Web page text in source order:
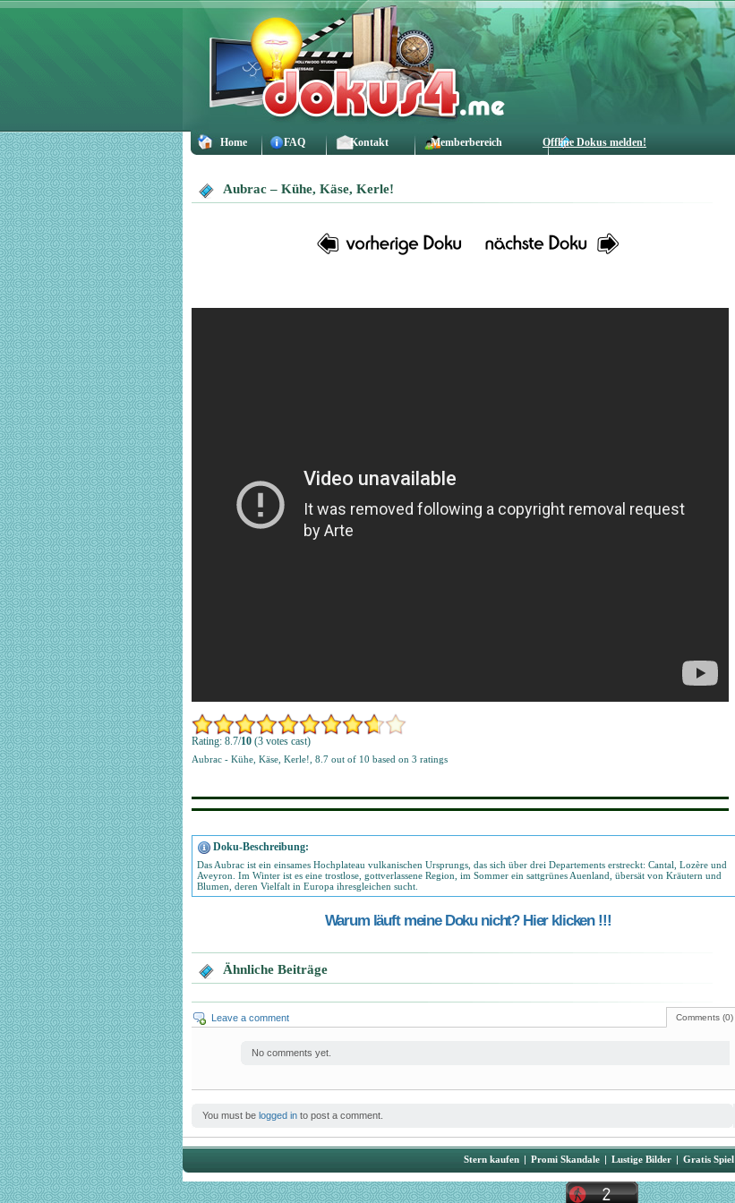
Home FAQ Kontakt Memberbereich Offline Dokus melden!
Aubrac – Kühe, Käse, Kerle!
Rating: 8.7/10 (3 votes cast)
Aubrac - Kühe, Käse, Kerle! 8.7 out of 10 based on 3 ratings
Doku-Beschreibung:
Das Aubrac ist ein einsames Hochplateau vulkanischen Ursprungs, das sich über drei Departements erstreckt: Cantal, Lozère und
Aveyron. Im Winter ist es eine trostlose, gottverlassene Region, im Sommer ein sattgrünes Auenland, übersät von Kräutern und
Blumen, deren Vielfalt in Europa ihresgleichen sucht.
Warum läuft meine Doku nicht? Hier klicken !!!
Ähnliche Beiträge
Comments (0)
Leave a comment
No comments yet.
You must be logged in to post a comment.
Stern kaufen | Promi Skandale | Lustige Bilder | Gratis Spiel